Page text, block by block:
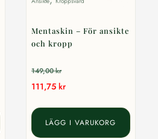
Mentaskin – För ansikte
och kropp
149,00kr
111,75 kr
LÄGG I VARUKORG